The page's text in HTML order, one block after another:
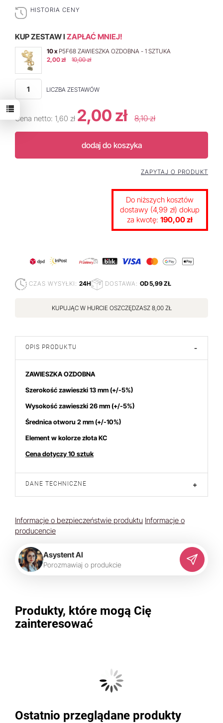
HISTORIA CENY
KUP ZESTAW I ZAPŁAĆ MNIEJ!
10 x P5F68 ZAWIESZKA OZDOBNA - 1 SZTUKA
2,00 zł
10,00 zł
LICZBA ZESTAWÓW
Cena netto: 1,60 zł 2,00 zł 8,10 zł
dodaj do koszyka
ZAPYTAJ O PRODUKT
Do niższych kosztów
dostawy (4,99 zł) dokup
za kwotę: 190,00 zł
CZAS WYSYŁKI: 24H DOSTAWA: OD 5,99 ZŁ
KUPUJĄC W HURCIE OSZCZĘDZASZ 8,00 ZŁ
OPIS PRODUKTU -
ZAWIESZKA OZDOBNA
Szerokość zawieszki 13 mm (+/-5%)
Wysokość zawieszki 26 mm (+/-5%)
Średnica otworu 2 mm (+/-10%)
Element w kolorze złota KC
Cena dotyczy 10 sztuk
DANE TECHNICZNE +
Informacje o bezpieczeństwie produktu Informacje o
producencie
Asystent AI
Porozmawiaj o produkcie
Produkty, które mogą Cię
zainteresować
Ostatnio przeglądane produkty